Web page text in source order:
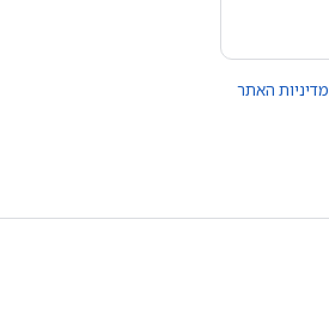
מדיניות האתר